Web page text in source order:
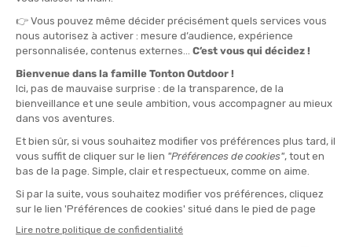
» À ASSOCIER AVEC
ARCTERYX
50,00 €
VOIR LE PRODUIT
L'AVIS DE TATA MATH'
“Pour les passionnées qui enchaînent sommets, parois
et sentiers, quelles que soient les conditions météo.“